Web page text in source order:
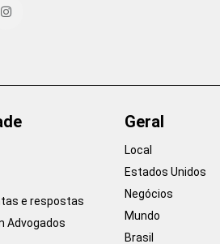
e respostas
Advogados
Geral
Local
Estados Unidos
Negócios
Mundo
Brasil